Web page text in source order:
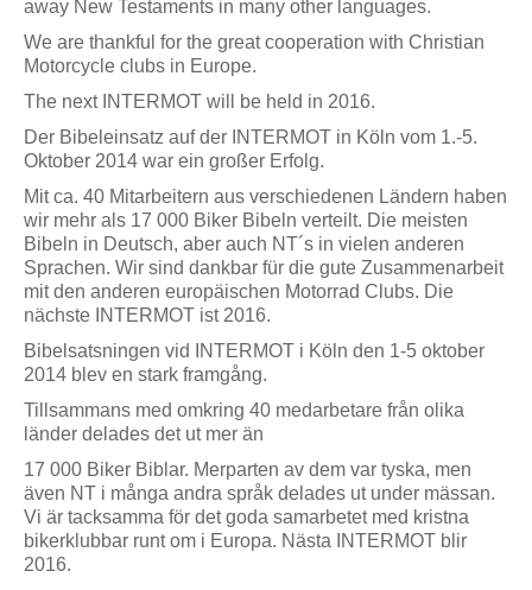
away New Testaments in many other languages.
We are thankful for the great cooperation with Christian
Motorcycle clubs in Europe.
The next INTERMOT will be held in 2016.
Der Bibeleinsatz auf der INTERMOT in Köln vom 1.-5.
Oktober 2014 war ein großer Erfolg.
Mit ca. 40 Mitarbeitern aus verschiedenen Ländern haben
wir mehr als 17 000 Biker Bibeln verteilt. Die meisten
Bibeln in Deutsch, aber auch NT´s in vielen anderen
Sprachen. Wir sind dankbar für die gute Zusammenarbeit
mit den anderen europäischen Motorrad Clubs. Die
nächste INTERMOT ist 2016.
Bibelsatsningen vid INTERMOT i Köln den 1-5 oktober
2014 blev en stark framgång.
Tillsammans med omkring 40 medarbetare från olika
länder delades det ut mer än
17 000 Biker Biblar. Merparten av dem var tyska, men
även NT i många andra språk delades ut under mässan.
Vi är tacksamma för det goda samarbetet med kristna
bikerklubbar runt om i Europa. Nästa INTERMOT blir
2016.